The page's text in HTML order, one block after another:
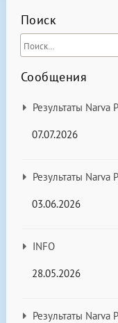
Поиск
Сообщения
Результаты Narva
07.07.2026
Результаты Narva
03.06.2026
INFO
28.05.2026
Результаты Narva